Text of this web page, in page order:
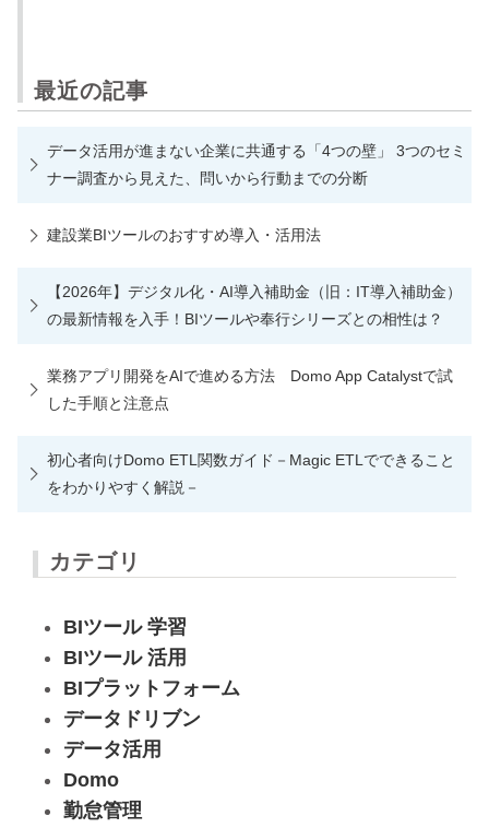
最近の記事
データ活用が進まない企業に共通する「4つの壁」 3つのセミ
ナー調査から見えた、問いから行動までの分断
建設業BIツールのおすすめ導入・活用法
【2026年】デジタル化・AI導入補助金（旧：IT導入補助金）
の最新情報を入手！BIツールや奉行シリーズとの相性は？
業務アプリ開発をAIで進める方法 Domo App Catalystで試
した手順と注意点
初心者向けDomo ETL関数ガイド－Magic ETLでできること
をわかりやすく解説－
カテゴリ
BIツール 学習
BIツール 活用
BIプラットフォーム
データドリブン
データ活用
Domo
勤怠管理